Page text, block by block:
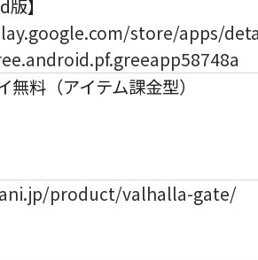
】
store/apps/
無料（アイテム課金型）
product/valhalla-gate/